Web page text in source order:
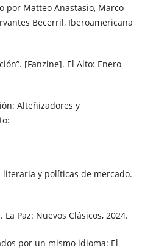
por Matteo Anastasio, Marco
Becerril, Iberoamericana
[Fanzine]. El Alto: Enero
Alteñizadores y
literaria y políticas de mercado.
Paz: Nuevos Clásicos, 2024.
por un mismo idioma: El